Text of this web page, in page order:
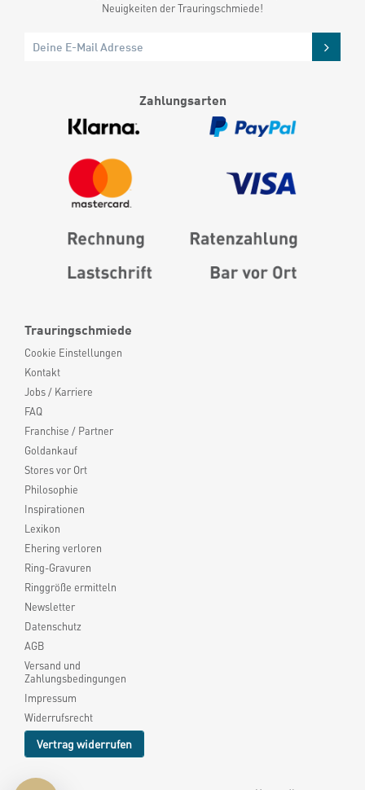
Trauringschmiede
Cookie Einstellungen
Kontakt
Jobs / Karriere
FAQ
Franchise / Partner
Goldankauf
Stores vor Ort
Philosophie
Inspirationen
Lexikon
Ehering verloren
Ring-Gravuren
Ringgröße ermitteln
Newsletter
Datenschutz
AGB
Versand und
Zahlungsbedingungen
Impressum
Widerrufsrecht
Vertrag widerrufen
Neuigkeiten der Trauringschmiede!
Zahlungsarten